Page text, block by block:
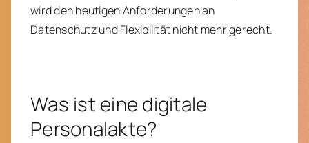
wird den heutigen Anforderungen an
Datenschutz und Flexibilität nicht mehr gerecht.
Was ist eine digitale
Personalakte?